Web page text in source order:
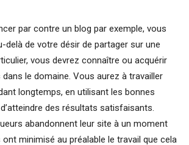
par contre un blog par exemple, vous
delà de votre désir de partager sur une
vous devrez connaître ou acquérir
le domaine. Vous aurez à travailler
longtemps, en utilisant les bonnes
des résultats satisfaisants.
abandonnent leur site à un moment
ont minimisé au préalable le travail que cela